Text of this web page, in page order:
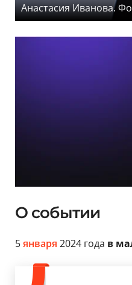
Анастасия Иванова.
О событии
5января 2024 года в